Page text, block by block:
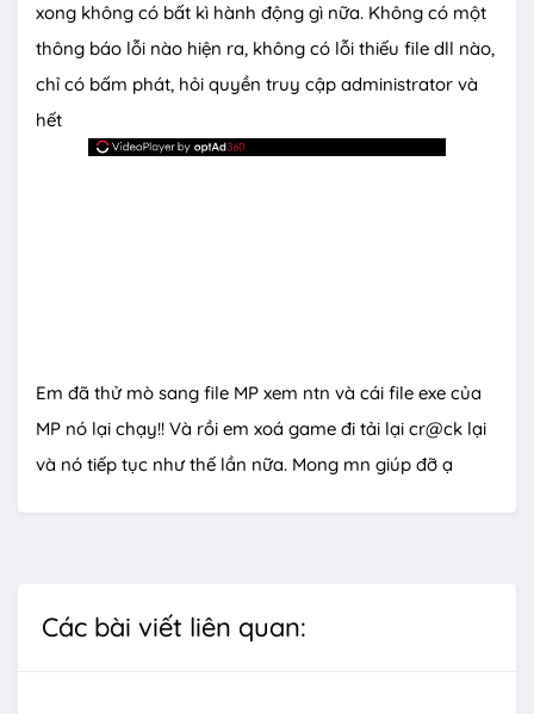
xong không có bất kì hành động gì nữa. Không có một
thông báo lỗi nào hiện ra, không có lỗi thiếu file dll nào,
chỉ có bấm phát, hỏi quyền truy cập administrator và
hết
Em đã thử mò sang file MP xem ntn và cái file exe của
MP nó lại chạy!! Và rồi em xoá game đi tải lại cr@ck lại
và nó tiếp tục như thế lần nữa. Mong mn giúp đỡ ạ
Các bài viết liên quan: